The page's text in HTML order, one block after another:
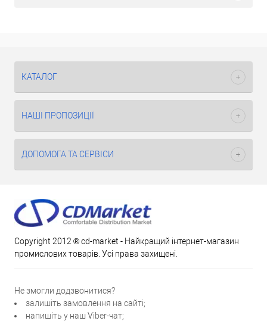
КАТАЛОГ
НАШІ ПРОПОЗИЦІЇ
ДОПОМОГА ТА СЕРВІСИ
Copyright 2012 ® cd-market - Найкращий інтернет-магазин
промислових товарів. Усі права захищені.
Не змогли додзвонитися?
залишіть замовлення на сайті;
напишіть у наш Viber-чат;